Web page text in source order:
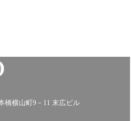
橋横山町9－11 末広ビル